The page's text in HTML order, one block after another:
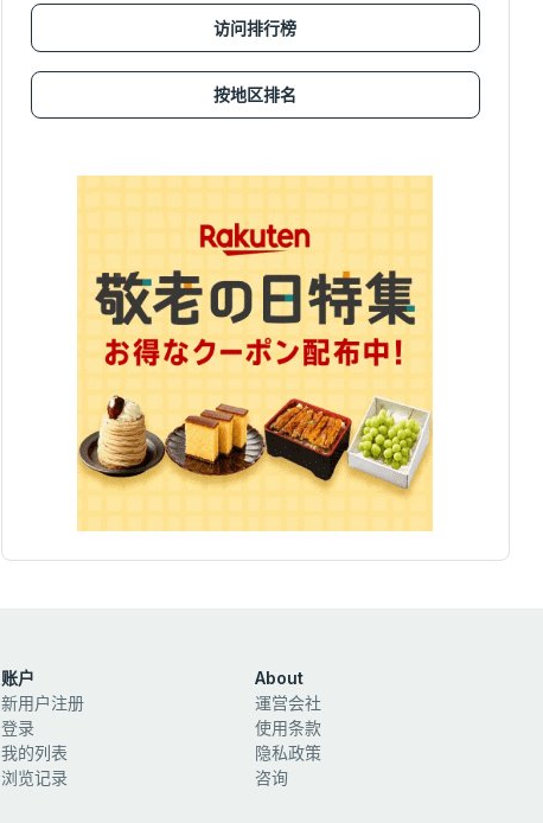
访问排行榜
按地区排名
账户
新用户注册
登录
我的列表
浏览记录
About
運営会社
使用条款
隐私政策
咨询